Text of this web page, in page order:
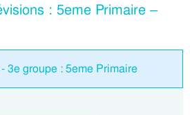
: 5eme Primaire –
3e groupe : 5eme Primaire